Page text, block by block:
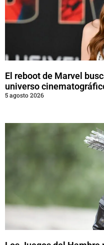
El reboot de Marvel
universo
5 agosto 2026